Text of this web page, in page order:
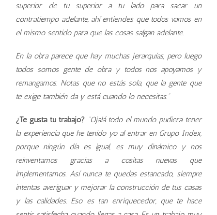
superior de tu superior a tu lado para sacar un
contratiempo adelante, ahí entiendes que todos vamos en
el mismo sentido para que las cosas salgan adelante.
En la obra parece que hay muchas jerarquías, pero luego
todos somos gente de obra y todos nos apoyamos y
remangamos. Notas que no estás sola, que la gente que
te exige también da y está cuando lo necesitas.”
¿Te gusta tu trabajo? “Ojalá todo el mundo pudiera tener
la experiencia que he tenido yo al entrar en Grupo Index,
porque ningún día es igual, es muy dinámico y nos
reinventamos gracias a cositas nuevas que
implementamos. Así nunca te quedas estancado, siempre
intentas averiguar y mejorar la construcción de tus casas
y las calidades. Eso es tan enriquecedor, que te hace